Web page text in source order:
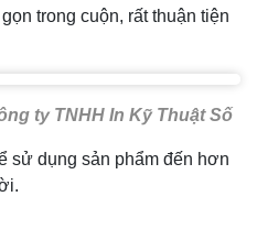
trong cuộn, rất thuận tiện
ty TNHH In Kỹ Thuật Số
sử dụng sản phẩm đến hơn